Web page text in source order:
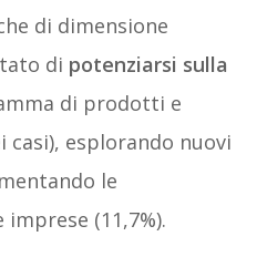
di dimensione
di potenziarsi sulla
di prodotti e
casi), esplorando nuovi
le
(11,7%).